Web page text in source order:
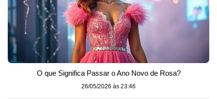
O que Significa Passar o Ano Novo de Rosa?
26/05/2026 às 23:46